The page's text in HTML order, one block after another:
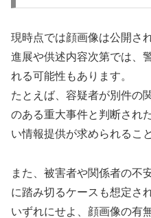
現時点では顔画像は公開さ
進展や供述内容次第では、
れる可能性もあります。
たとえば、容疑者が別件の
のある重大事件と判断され
い情報提供が求められるこ
また、被害者や関係者の不
に踏み切るケースも想定さ
いずれにせよ、顔画像の有